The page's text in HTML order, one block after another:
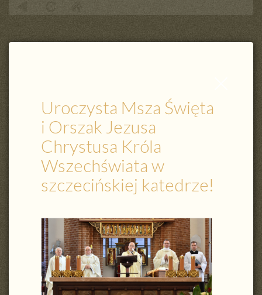
Uroczysta Msza Święta i Orszak Jezusa Chrystusa Króla Wszechświata w
szczecińskiej katedrze!
Uroczysta Msza Święta
i Orszak Jezusa
Chrystusa Króla
Wszechświata w
szczecińskiej katedrze!